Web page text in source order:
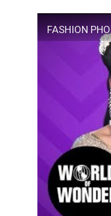
FASHION